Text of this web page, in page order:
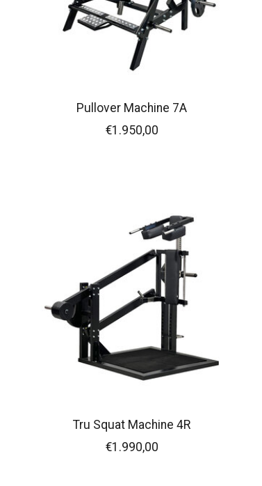
Pullover Machine 7A
€1.950,00
Tru Squat Machine 4R
€1.990,00